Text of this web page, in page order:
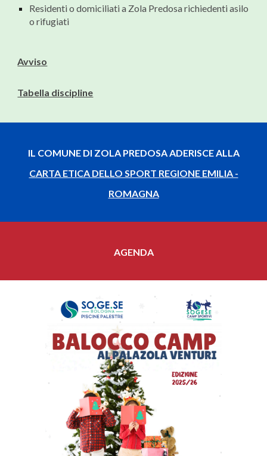
Residenti o domiciliati a Zola Predosa richiedenti asilo
o rifugiati
Avviso
Tabella discipline
IL COMUNE DI ZOLA PREDOSA ADERISCE ALLA
CARTA ETICA DELLO SPORT REGIONE EMILIA -
ROMAGNA
AGENDA